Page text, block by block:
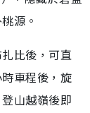
源。
比後，可直
車程後，旋
山越嶺後即